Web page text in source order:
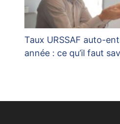
Taux URSSAF auto-
année : ce qu’il faut